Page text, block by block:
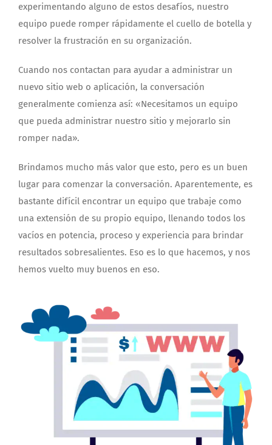
experimentando alguno de estos desafíos, nuestro
equipo puede romper rápidamente el cuello de botella y
resolver la frustración en su organización.
Cuando nos contactan para ayudar a administrar un
nuevo sitio web o aplicación, la conversación
generalmente comienza así: «Necesitamos un equipo
que pueda administrar nuestro sitio y mejorarlo sin
romper nada».
Brindamos mucho más valor que esto, pero es un buen
lugar para comenzar la conversación. Aparentemente, es
bastante difícil encontrar un equipo que trabaje como
una extensión de su propio equipo, llenando todos los
vacíos en potencia, proceso y experiencia para brindar
resultados sobresalientes. Eso es lo que hacemos, y nos
hemos vuelto muy buenos en eso.